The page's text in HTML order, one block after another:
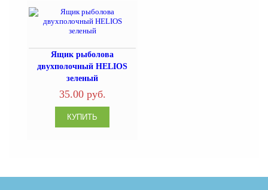
Ящик рыболова
двухполочный HELIOS
зеленый
35.00 руб.